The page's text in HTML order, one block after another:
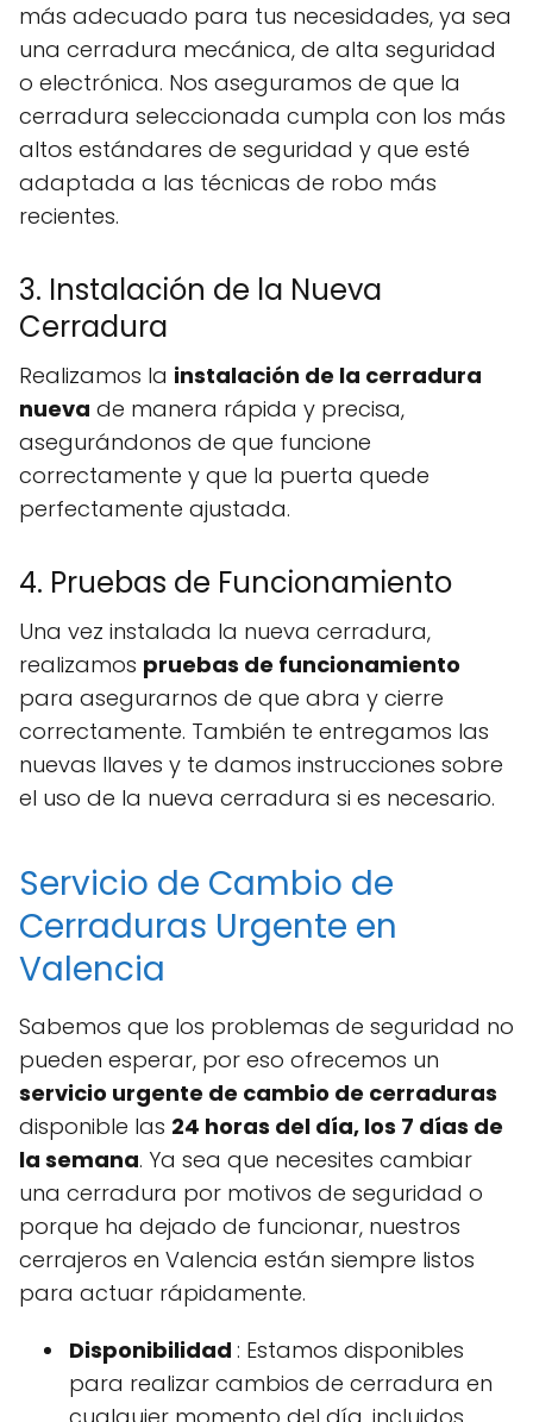
más adecuado para tus necesidades, ya sea
una cerradura mecánica, de alta seguridad
o electrónica. Nos aseguramos de que la
cerradura seleccionada cumpla con los más
altos estándares de seguridad y que esté
adaptada a las técnicas de robo más
recientes.
3. Instalación de la Nueva
Cerradura
Realizamos la instalación de la cerradura
nueva de manera rápida y precisa,
asegurándonos de que funcione
correctamente y que la puerta quede
perfectamente ajustada.
4. Pruebas de Funcionamiento
Una vez instalada la nueva cerradura,
realizamos pruebas de funcionamiento
para asegurarnos de que abra y cierre
correctamente. También te entregamos las
nuevas llaves y te damos instrucciones sobre
el uso de la nueva cerradura si es necesario.
Servicio de Cambio de
Cerraduras Urgente en
Valencia
Sabemos que los problemas de seguridad no
pueden esperar, por eso ofrecemos un
servicio urgente de cambio de cerraduras
disponible las 24 horas del día, los 7 días de
la semana. Ya sea que necesites cambiar
una cerradura por motivos de seguridad o
porque ha dejado de funcionar, nuestros
cerrajeros en Valencia están siempre listos
para actuar rápidamente.
Disponibilidad : Estamos disponibles
para realizar cambios de cerradura en